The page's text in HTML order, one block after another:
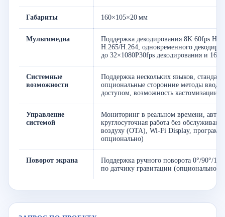
Габариты 160×105×20 мм
Мультимедиа
Поддержка декодирования 8K 60fps
H.265/H.264, одновременного
до 32×1080P30fps декодирования и
Системные
возможности
Поддержка нескольких языков,
опциональные сторонние методы
доступом, возможность кастомизации
Управление
системой
Мониторинг в реальном времени,
круглосуточная работа без
воздуху (OTA), Wi-Fi Display,
опционально)
Поворот экрана
Поддержка ручного поворота 0°/90°/
по датчику гравитации (опционально)